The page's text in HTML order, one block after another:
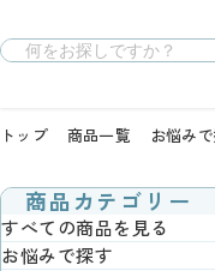
トップ 商品一覧 お悩み
商品カテゴリー
すべての商品を見る
お悩みで探す